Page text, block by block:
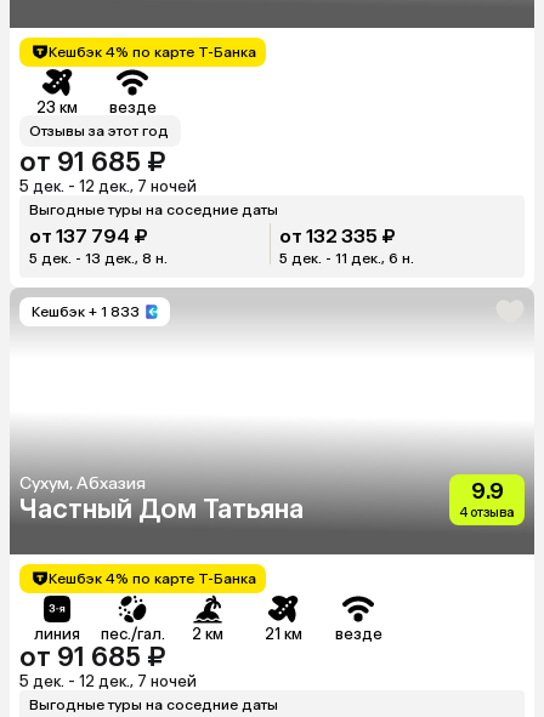
Кешбэк 4% по карте Т-Банка
23 км везде
Отзывы за этот год
от 91 685 ₽
5 дек. - 12 дек., 7 ночей
Выгодные туры на соседние даты
от 137 794 ₽
5 дек. - 13 дек., 8 н.
от 132 335 ₽
5 дек. - 11 дек., 6 н.
Кешбэк + 1 833
Сухум, Абхазия
Частный Дом Татьяна
9.9
4 отзыва
Кешбэк 4% по карте Т-Банка
линия пес./гал. 2 км 21 км везде
от 91 685 ₽
5 дек. - 12 дек., 7 ночей
Выгодные туры на соседние даты